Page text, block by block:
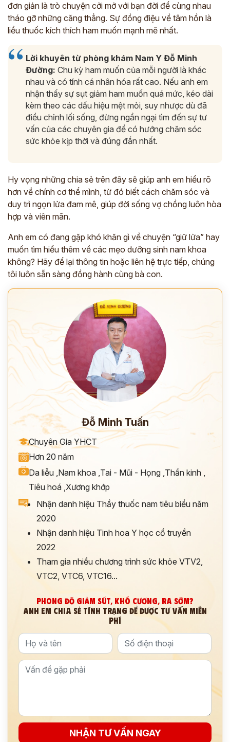
đơn giản là trò chuyện cởi mở với bạn đời để cùng nhau
tháo gỡ những căng thẳng. Sự đồng điệu về tâm hồn là
liều thuốc kích thích ham muốn mạnh mẽ nhất.
Lời khuyên từ phòng khám Nam Y Đỗ Minh
Đường: Chu kỳ ham muốn của mỗi người là khác
nhau và có tính cá nhân hóa rất cao. Nếu anh em
nhận thấy sự sụt giảm ham muốn quá mức, kéo dài
kèm theo các dấu hiệu mệt mỏi, suy nhược dù đã
điều chỉnh lối sống, đừng ngần ngại tìm đến sự tư
vấn của các chuyên gia để có hướng chăm sóc
sức khỏe kịp thời và đúng đắn nhất.
Hy vọng những chia sẻ trên đây sẽ giúp anh em hiểu rõ
hơn về chính cơ thể mình, từ đó biết cách chăm sóc và
duy trì ngọn lửa đam mê, giúp đời sống vợ chồng luôn hòa
hợp và viên mãn.
Anh em có đang gặp khó khăn gì về chuyện “giữ lửa” hay
muốn tìm hiểu thêm về các mẹo dưỡng sinh nam khoa
không? Hãy để lại thông tin hoặc liên hệ trực tiếp, chúng
tôi luôn sẵn sàng đồng hành cùng bà con.
Đỗ Minh Tuấn
Chuyên Gia YHCT
Hơn 20 năm
Da liễu ,Nam khoa ,Tai - Mũi - Họng ,Thần kinh ,
Tiêu hoá ,Xương khớp
Nhận danh hiệu Thầy thuốc nam tiêu biểu năm
2020
Nhận danh hiệu Tinh hoa Y học cổ truyền
2022
Tham gia nhiều chương trình sức khỏe VTV2,
VTC2, VTC6, VTC16...
PHONG ĐỘ GIẢM SÚT, KHÓ CƯƠNG, RA SỚM?
ANH EM CHIA SẺ TÌNH TRẠNG ĐỂ ĐƯỢC TƯ VẤN MIỄN
PHÍ
NHẬN TƯ VẤN NGAY
ĐĂNG KÝ TƯ VẤN
*